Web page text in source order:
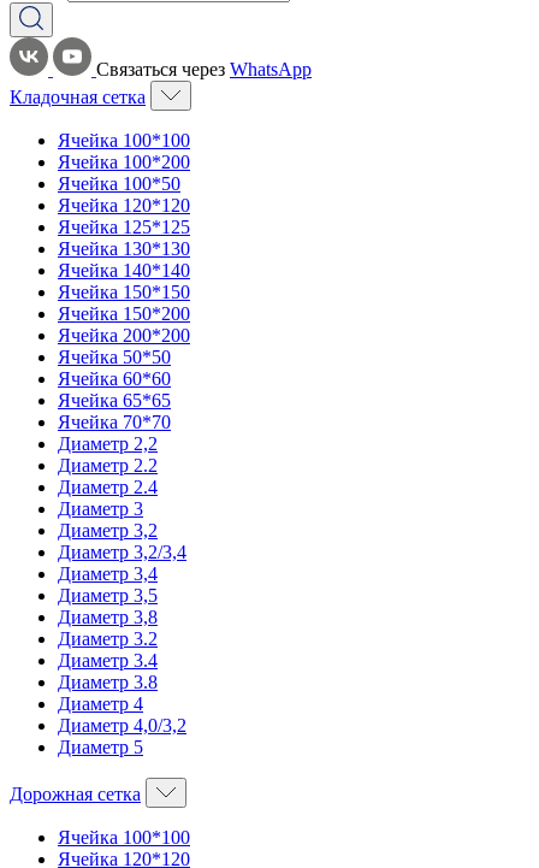
Связаться через WhatsApp
Кладочная сетка
Ячейка 100*100
Ячейка 100*200
Ячейка 100*50
Ячейка 120*120
Ячейка 125*125
Ячейка 130*130
Ячейка 140*140
Ячейка 150*150
Ячейка 150*200
Ячейка 200*200
Ячейка 50*50
Ячейка 60*60
Ячейка 65*65
Ячейка 70*70
Диаметр 2,2
Диаметр 2.2
Диаметр 2.4
Диаметр 3
Диаметр 3,2
Диаметр 3,2/3,4
Диаметр 3,4
Диаметр 3,5
Диаметр 3,8
Диаметр 3.2
Диаметр 3.4
Диаметр 3.8
Диаметр 4
Диаметр 4,0/3,2
Диаметр 5
Дорожная сетка
Ячейка 100*100
Ячейка 120*120